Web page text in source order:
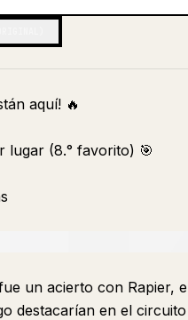
aquí! 🔥
lugar (8.° favorito) 🎯
un acierto con Rapier,
destacarían en el